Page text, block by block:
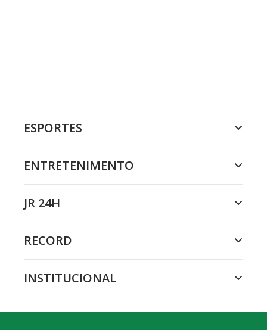
ESPORTES
ENTRETENIMENTO
JR 24H
RECORD
INSTITUCIONAL